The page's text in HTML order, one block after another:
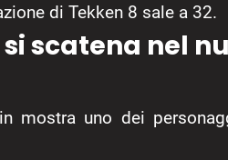
di Tekken 8 sale a 32.
si scatena nel
mostra uno dei